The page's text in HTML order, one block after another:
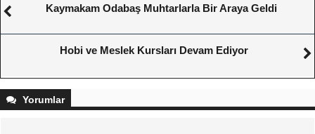
Kaymakam Odabaş Muhtarlarla Bir Araya Geldi
Hobi ve Meslek Kursları Devam Ediyor
Yorumlar